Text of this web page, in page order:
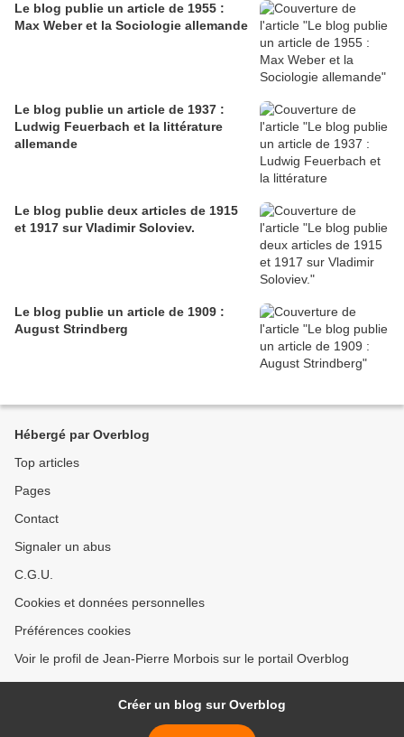
Le blog publie un article de 1955 :
Max Weber et la Sociologie allemande
Le blog publie un article de 1937 :
Ludwig Feuerbach et la littérature
allemande
Le blog publie deux articles de 1915
et 1917 sur Vladimir Soloviev.
Le blog publie un article de 1909 :
August Strindberg
Hébergé par Overblog
Top articles
Pages
Contact
Signaler un abus
C.G.U.
Cookies et données personnelles
Préférences cookies
Voir le profil de Jean-Pierre Morbois sur le portail Overblog
Créer un blog sur Overblog